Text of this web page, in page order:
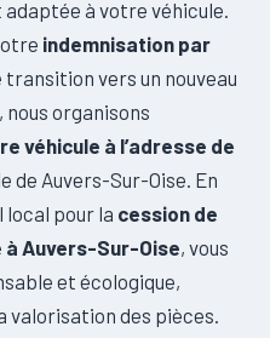
à votre véhicule.
indemnisation par
vers un nouveau
organisons
véhicule à l’adresse de
de Auvers-Sur-Oise. En
pour la cession de
Auvers-Sur-Oise, vous
et écologique,
valorisation des pièces.